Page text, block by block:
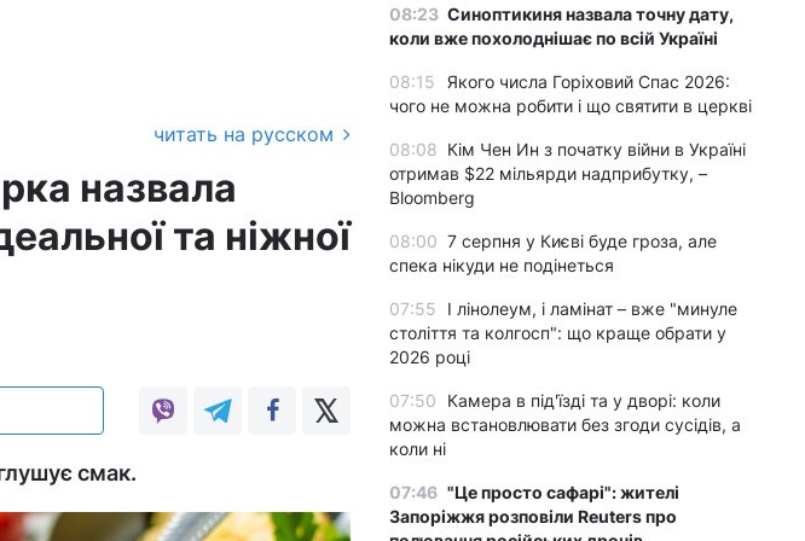
читать на русском
назвала
та ніжної
смак.
08:23 Синоптикиня назвала точну дату,
коли вже похолоднішає по всій Україні
08:15
Якого числа Горіховий Спас 2026:
чого не можна робити і що святити в церкві
08:08 Кім Чен Ин з початку війни в Україні
отримав $22 мільярди надприбутку, –
Bloomberg
08:00 7 серпня у Києві буде гроза, але
спека нікуди не подінеться
07:55
І лінолеум, і ламінат – вже "минуле
століття та колгосп": що краще обрати у
2026 році
07:50
Камера в під'їзді та у дворі: коли
можна встановлювати без згоди сусідів, а
коли ні
07:46 "Це просто сафарі": жителі
Запоріжжя розповіли Reuters про